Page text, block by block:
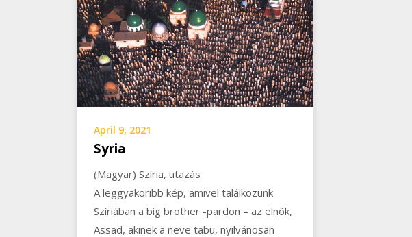
April 9, 2021
Syria
(Magyar) Szíria, utazás
A leggyakoribb kép, amivel találkozunk
Szíriában a big brother -pardon – az elnök,
Assad, akinek a neve tabu, nyilvánosan